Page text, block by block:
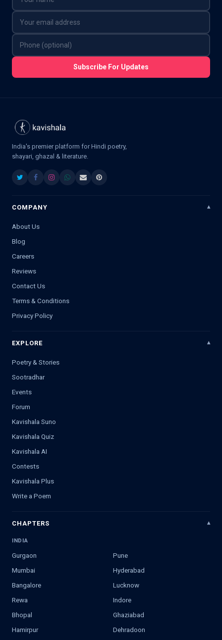
Subscribe For Updates
India's premier platform for Hindi poetry,
shayari, ghazal & literature.
COMPANY
About Us
Blog
Careers
Reviews
Contact Us
Terms & Conditions
Privacy Policy
EXPLORE
Poetry & Stories
Sootradhar
Events
Forum
Kavishala Suno
Kavishala Quiz
Kavishala AI
Contests
Kavishala Plus
Write a Poem
CHAPTERS
INDIA
Gurgaon
Pune
Mumbai
Hyderabad
Bangalore
Lucknow
Rewa
Indore
Bhopal
Ghaziabad
Hamirpur
Dehradoon